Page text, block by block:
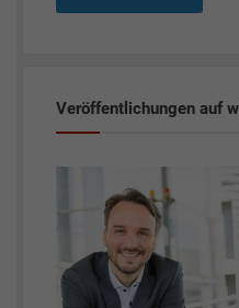
Veröffentlichungen auf